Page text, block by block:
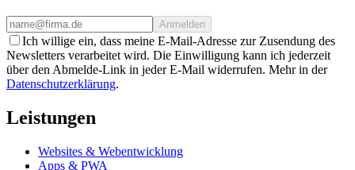
Anmelden
Ich willige ein, dass meine E-Mail-Adresse zur Zusendung des
Newsletters verarbeitet wird. Die Einwilligung kann ich jederzeit
über den Abmelde-Link in jeder E-Mail widerrufen. Mehr in der
Datenschutzerklärung.
Leistungen
Websites & Webentwicklung
Apps & PWA